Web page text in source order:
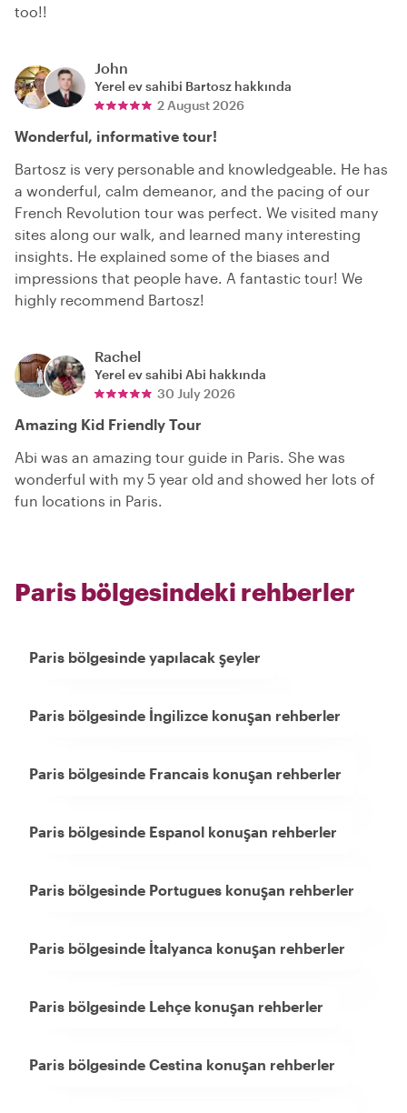
too!!
John
Yerel ev sahibi Bartosz hakkında
2 August 2026
Wonderful, informative tour!
Bartosz is very personable and knowledgeable. He has
a wonderful, calm demeanor, and the pacing of our
French Revolution tour was perfect. We visited many
sites along our walk, and learned many interesting
insights. He explained some of the biases and
impressions that people have. A fantastic tour! We
highly recommend Bartosz!
Rachel
Yerel ev sahibi Abi hakkında
30 July 2026
Amazing Kid Friendly Tour
Abi was an amazing tour guide in Paris. She was
wonderful with my 5 year old and showed her lots of
fun locations in Paris.
Paris bölgesindeki rehberler
Paris bölgesinde yapılacak şeyler
Paris bölgesinde İngilizce konuşan rehberler
Paris bölgesinde Francais konuşan rehberler
Paris bölgesinde Espanol konuşan rehberler
Paris bölgesinde Portugues konuşan rehberler
Paris bölgesinde İtalyanca konuşan rehberler
Paris bölgesinde Lehçe konuşan rehberler
Paris bölgesinde Cestina konuşan rehberler